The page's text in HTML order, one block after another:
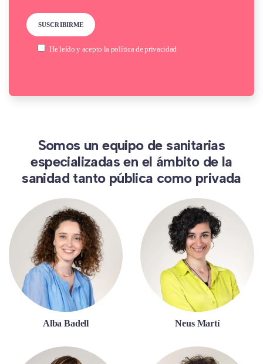
He leído y acepto la política de privacidad
Somos un equipo de sanitarias
especializadas en el ámbito de la
sanidad tanto pública como privada
Alba Badell Neus Martí